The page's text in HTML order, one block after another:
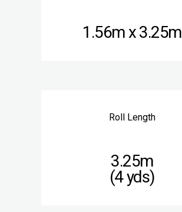
1.56m x 3.25m
Roll Length
3.25m
(4 yds)